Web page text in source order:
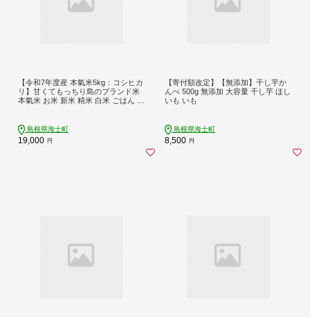
【令和7年度産 本氣米5kg：コシヒカ
リ】甘くてもっちり島のブランド米
本氣米 お米 新米 精米 白米 ごはん ご
島根県海士町
19,000 円
【寄付額改定】【無添加】干し芋か
んぺ 500g 無添加 大容量 干し芋 ほし
いも いも
島根県海士町
8,500 円